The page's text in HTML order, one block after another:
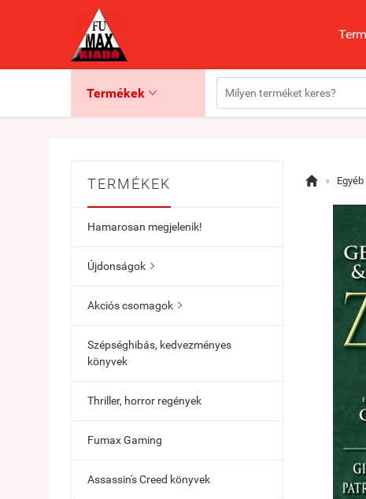
Termékek 
TERMÉKEK
Hamarosan megjelenik!
Újdonságok 
Akciós csomagok 
Szépséghibás, kedvezményes
könyvek
Thriller, horror regények
Fumax Gaming
Assassin's Creed könyvek
 » Egyéb